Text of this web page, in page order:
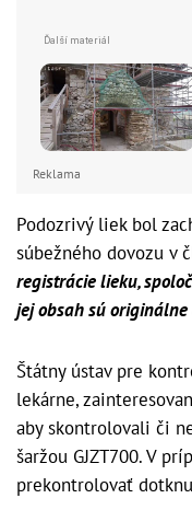
Reklama
Podozrivý liek bol
súbežného dovozu v
registrácie lieku,
jej obsah sú originálne
Štátny ústav pre
lekárne,
aby skontrolovali či
šaržou GJZT700. V
prekontrolovať